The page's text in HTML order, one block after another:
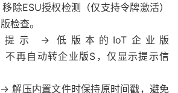
除ESU授权检测（仅支持令牌激活）
检查。
提示 → 低版本的IoT企业版
不再自动转企业版S，仅显示提示信
解压内置文件时保持原时间戳，避免